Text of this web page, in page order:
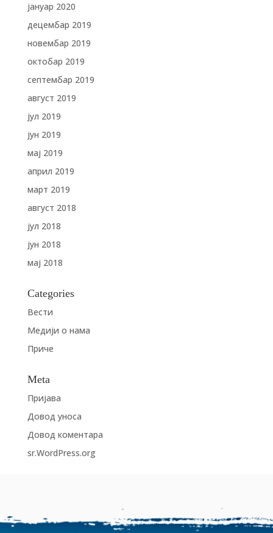
јануар 2020
децембар 2019
новембар 2019
октобар 2019
септембар 2019
август 2019
јул 2019
јун 2019
мај 2019
април 2019
март 2019
август 2018
јул 2018
јун 2018
мај 2018
Categories
Вести
Медији о нама
Приче
Meta
Пријава
Довод уноса
Довод коментара
sr.WordPress.org